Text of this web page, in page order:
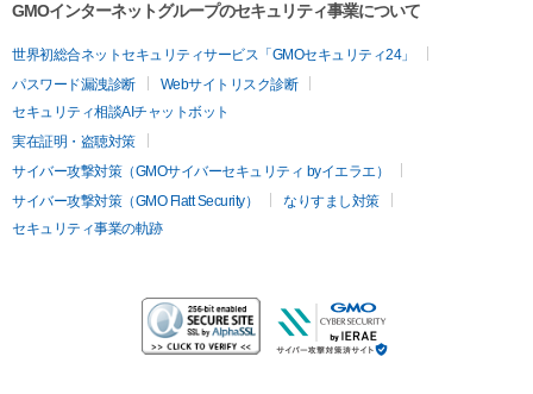
GMOインターネットグループのセキュリティ事業について
世界初総合ネットセキュリティサービス「GMOセキュリティ24」
パスワード漏洩診断
Webサイトリスク診断
セキュリティ相談AIチャットボット
実在証明・盗聴対策
サイバー攻撃対策（GMOサイバーセキュリティ byイエラエ）
サイバー攻撃対策（GMO Flatt Security）
なりすまし対策
セキュリティ事業の軌跡